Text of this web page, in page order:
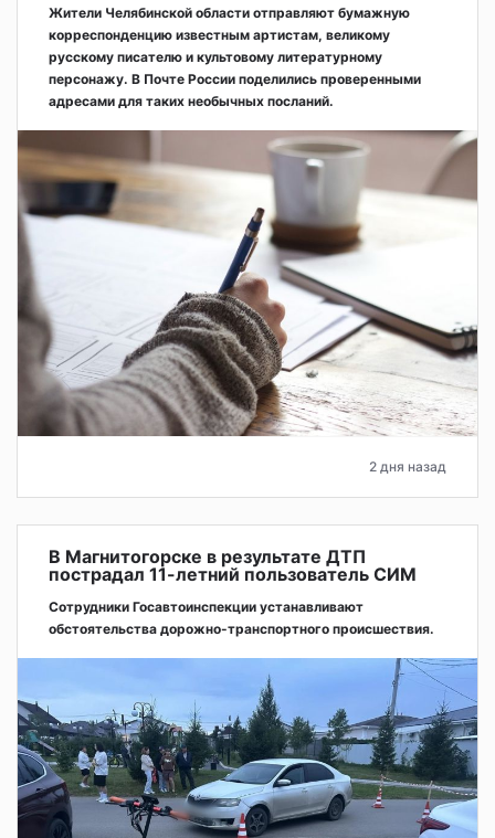
Жители Челябинской области отправляют бумажную
корреспонденцию известным артистам, великому
русскому писателю и культовому литературному
персонажу. В Почте России поделились проверенными
адресами для таких необычных посланий.
2 дня назад
В Магнитогорске в результате ДТП
пострадал 11-летний пользователь СИМ
Сотрудники Госавтоинспекции устанавливают
обстоятельства дорожно-транспортного происшествия.